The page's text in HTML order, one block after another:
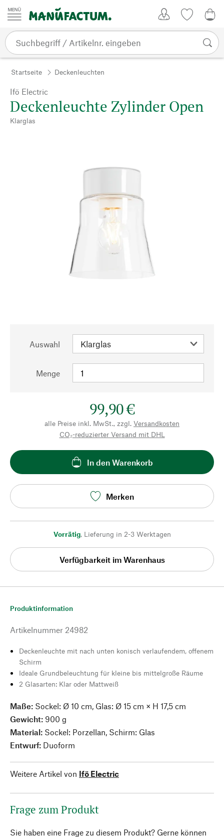
Zum Inhalt springen
Startseite Deckenleuchten
Ifö Electric
Deckenleuchte Zylinder Open
Klarglas
Auswahl
Menge
99,90 €
alle Preise inkl. MwSt., zzgl. Versandkosten
CO₂-reduzierter Versand mit DHL
In den Warenkorb
Merken
Vorrätig, Lieferung in 2-3 Werktagen
Verfügbarkeit im Warenhaus
Produktinformation
Artikelnummer 24982
Deckenleuchte mit nach unten konisch verlaufendem, offenem
Schirm
Ideale Grundbeleuchtung für kleine bis mittelgroße Räume
2 Glasarten: Klar oder Mattweiß
Maße: Sockel: Ø 10 cm, Glas: Ø 15 cm × H 17,5 cm
Gewicht: 900 g
Material: Sockel: Porzellan, Schirm: Glas
Entwurf: Duoform
Weitere Artikel von Ifö Electric
Frage zum Produkt
Sie haben eine Frage zu diesem Produkt? Gerne können